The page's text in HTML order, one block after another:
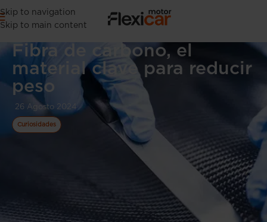
Skip to navigation
Skip to main content
Fibra de carbono, el
material clave para reducir
peso
26 Agosto 2024
Curiosidades